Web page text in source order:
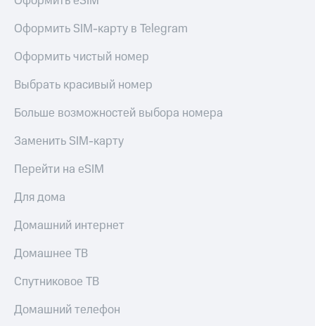
Оформить SIM-карту в Telegram
Оформить чистый номер
Выбрать красивый номер
Больше возможностей выбора номера
Заменить SIM-карту
Перейти на eSIM
Для дома
Домашний интернет
Домашнее ТВ
Спутниковое ТВ
Домашний телефон